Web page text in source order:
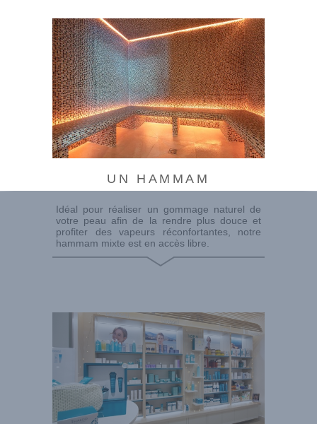
UN HAMMAM
Idéal pour réaliser un gommage naturel de
votre peau afin de la rendre plus douce et
profiter des vapeurs réconfortantes, notre
hammam mixte est en accès libre.